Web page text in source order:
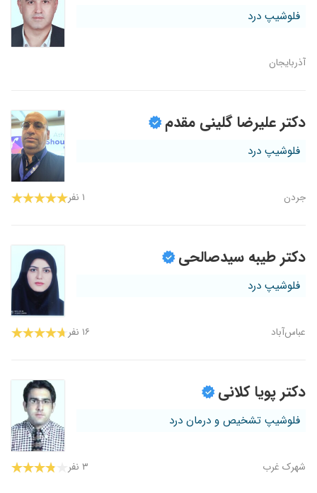
فلوشیپ درد
آذربایجان
دکتر علیرضا گلینی مقدم
فلوشیپ درد
جردن ۱ نفر
دکتر طیبه سیدصالحی
فلوشیپ درد
عباس‌آباد ۱۶ نفر
دکتر پویا کلانی
فلوشیپ تشخیص و درمان درد
شهرک غرب ۳ نفر